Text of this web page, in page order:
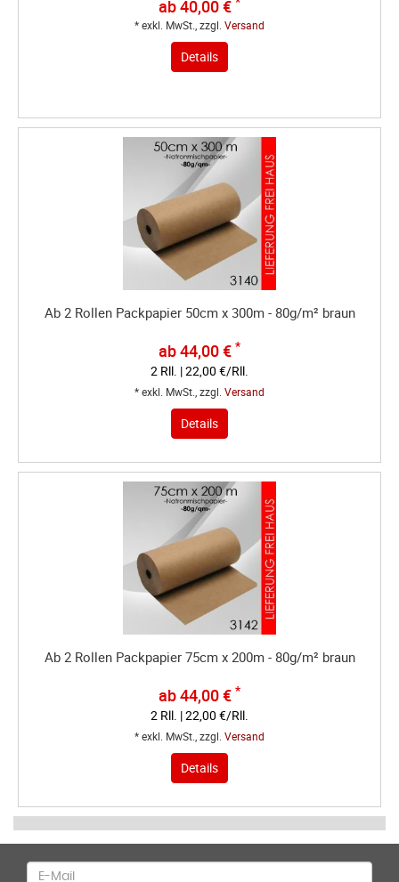
ab 40,00 €
* exkl. MwSt., zzgl. Versand
Details
Ab 2 Rollen Packpapier 50cm x 300m - 80g/m² braun
ab 44,00 € *
2 Rll. | 22,00 €/Rll.
* exkl. MwSt., zzgl. Versand
Details
Ab 2 Rollen Packpapier 75cm x 200m - 80g/m² braun
ab 44,00 € *
2 Rll. | 22,00 €/Rll.
* exkl. MwSt., zzgl. Versand
Details